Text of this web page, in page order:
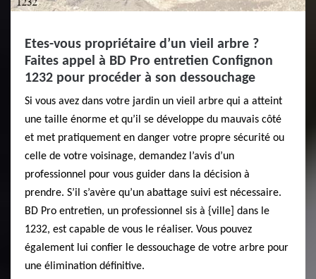
Etes-vous propriétaire d’un vieil arbre ?
Faites appel à BD Pro entretien Confignon
1232 pour procéder à son dessouchage
Si vous avez dans votre jardin un vieil arbre qui a atteint
une taille énorme et qu’il se développe du mauvais côté
et met pratiquement en danger votre propre sécurité ou
celle de votre voisinage, demandez l’avis d’un
professionnel pour vous guider dans la décision à
prendre. S’il s’avère qu’un abattage suivi est nécessaire.
BD Pro entretien, un professionnel sis à {ville] dans le
1232, est capable de vous le réaliser. Vous pouvez
également lui confier le dessouchage de votre arbre pour
une élimination définitive.